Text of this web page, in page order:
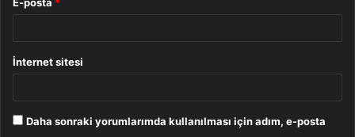
İnternet sitesi
Daha sonraki yorumlarımda kullanılması için adım, e-posta